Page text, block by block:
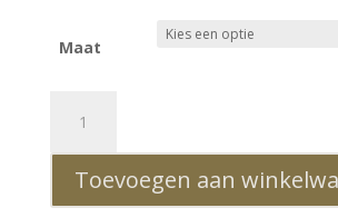
Maat
Boreal
Eau
Parfum
Toevoegen aan